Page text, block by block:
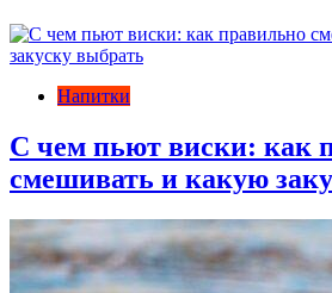
Напитки
С чем пьют виски: как
смешивать и какую